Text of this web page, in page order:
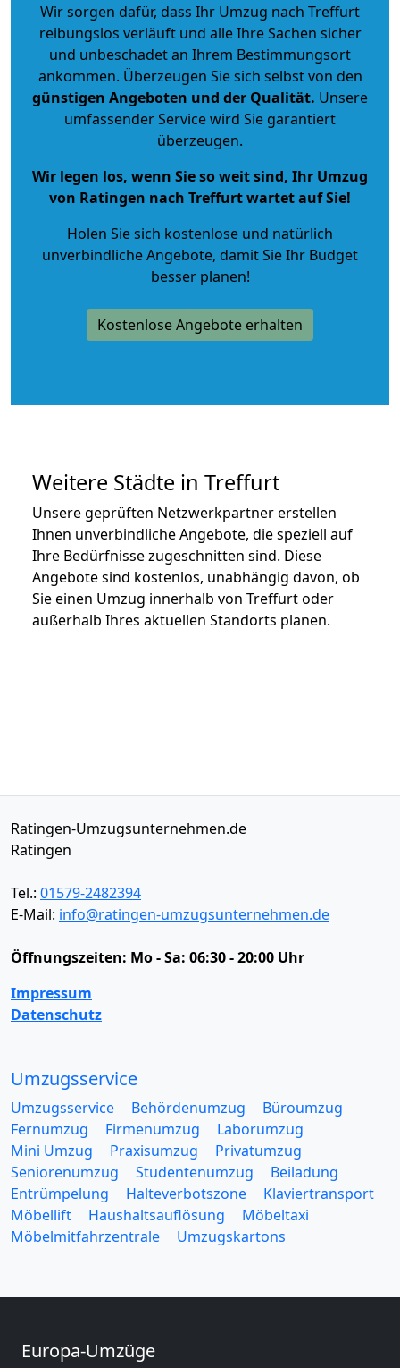
Wir sorgen dafür, dass Ihr Umzug nach Treffurt
reibungslos verläuft und alle Ihre Sachen sicher
und unbeschadet an Ihrem Bestimmungsort
ankommen. Überzeugen Sie sich selbst von den
günstigen Angeboten und der Qualität. Unsere
umfassender Service wird Sie garantiert
überzeugen.
Wir legen los, wenn Sie so weit sind, Ihr Umzug
von Ratingen nach Treffurt wartet auf Sie!
Holen Sie sich kostenlose und natürlich
unverbindliche Angebote, damit Sie Ihr Budget
besser planen!
Kostenlose Angebote erhalten
Weitere Städte in Treffurt
Unsere geprüften Netzwerkpartner erstellen
Ihnen unverbindliche Angebote, die speziell auf
Ihre Bedürfnisse zugeschnitten sind. Diese
Angebote sind kostenlos, unabhängig davon, ob
Sie einen Umzug innerhalb von Treffurt oder
außerhalb Ihres aktuellen Standorts planen.
Ratingen-Umzugsunternehmen.de
Ratingen
Tel.: 01579-2482394
E-Mail: info@ratingen-umzugsunternehmen.de
Öffnungszeiten: Mo - Sa: 06:30 - 20:00 Uhr
Impressum
Datenschutz
Umzugsservice
Umzugsservice Behördenumzug
Büroumzug
Fernumzug
Firmenumzug
Laborumzug
Mini Umzug
Praxisumzug
Privatumzug
Seniorenumzug
Studentenumzug
Beiladung
Entrümpelung
Halteverbotszone
Klaviertransport
Möbellift
Haushaltsauflösung
Möbeltaxi
Möbelmitfahrzentrale
Umzugskartons
Europa-Umzüge